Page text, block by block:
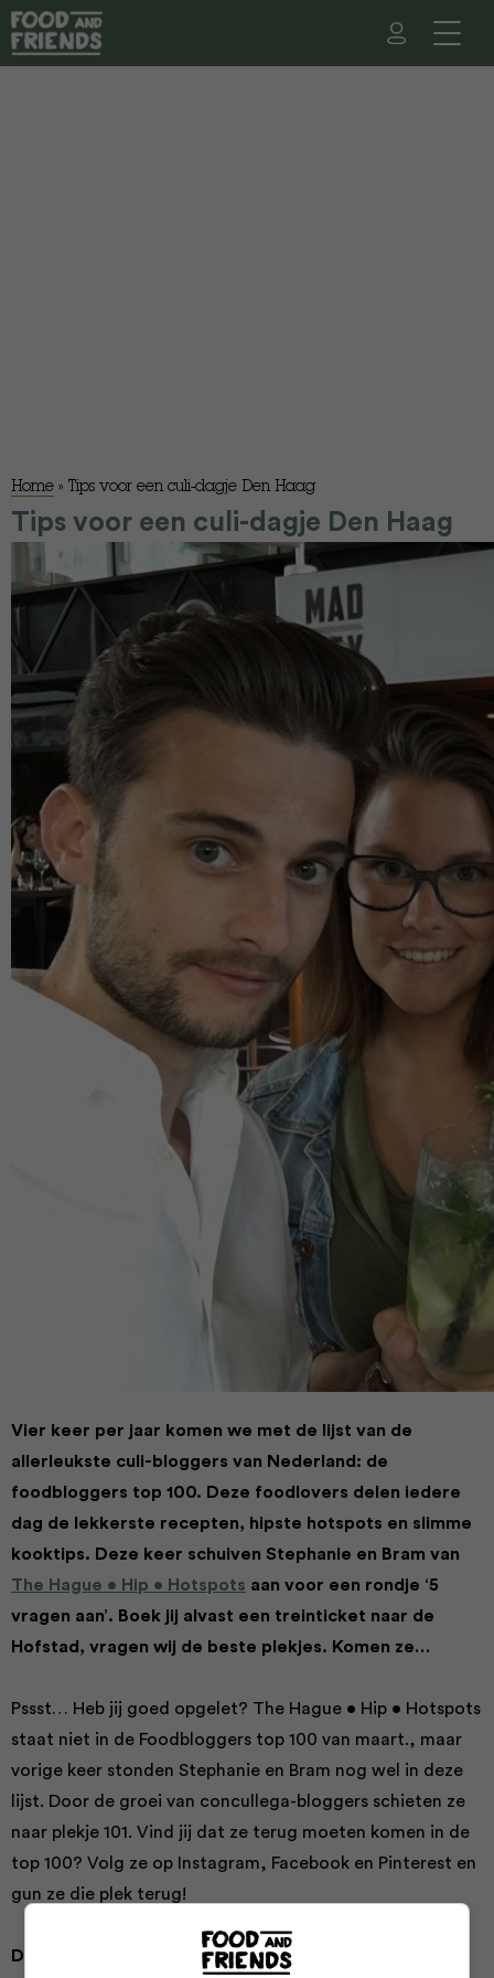
Home » Tips voor een culi-dagje Den Haag
Tips voor een culi-dagje Den Haag
Vier keer per jaar komen we met de lijst van de
allerleukste culi-bloggers van Nederland: de
foodbloggers top 100. Deze foodlovers delen iedere
dag de lekkerste recepten, hipste hotspots en slimme
kooktips. Deze keer schuiven Stephanie en Bram van
The Hague • Hip • Hotspots aan voor een rondje ‘5
vragen aan’. Boek jij alvast een treinticket naar de
Hofstad, vragen wij de beste plekjes. Komen ze…
Pssst… Heb jij goed opgelet? The Hague • Hip • Hotspots
staat niet in de Foodbloggers top 100 van maart., maar
vorige keer stonden Stephanie en Bram nog wel in deze
lijst. Door de groei van concullega-bloggers schieten ze
naar plekje 101. Vind jij dat ze terug moeten komen in de
top 100? Volg ze op Instagram, Facebook en Pinterest en
gun ze die plek terug!
Den Haag: hip en hot! Vertel…‘Den Haag mag weer